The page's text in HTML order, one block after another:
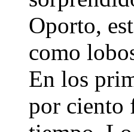
Oporto,
como
En los
por ciento